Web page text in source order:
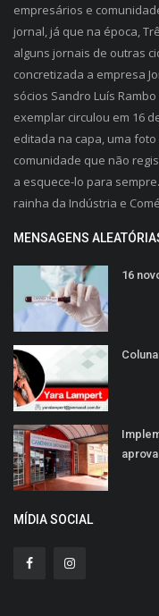
empresários e
jornal, já que na época,
alguns jornais de outras
concretizada a empresa
sócios Sandro Luís
exemplar circulou em 16
editada na capa, uma
comunidade que não
a esquece-lo para
rainha da Indústria e
MENSAGENS
16
MÍDIA SOCIAL